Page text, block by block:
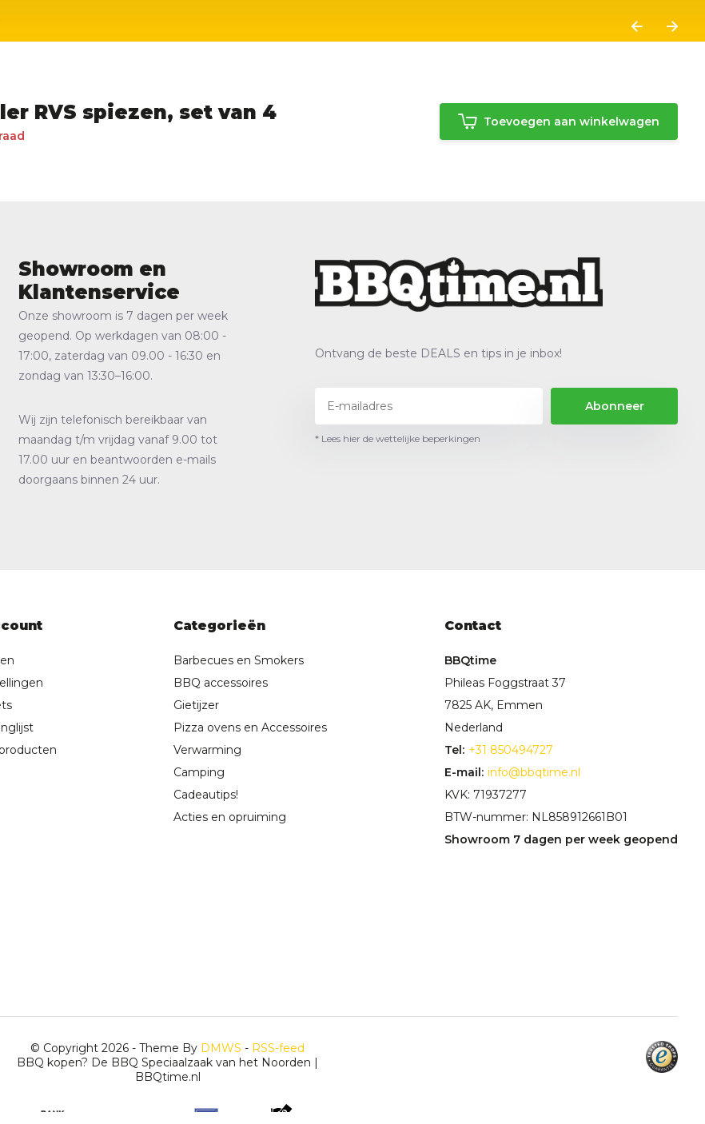
RVS spiezen, set van 4 Toevoegen aan winkelwagen
Showroom en
Klantenservice
Onze showroom is 7 dagen per week
geopend. Op werkdagen van 08:00 -
17:00, zaterdag van 09.00 - 16:30 en
zondag van 13:30–16:00.
Wij zijn telefonisch bereikbaar van
maandag t/m vrijdag vanaf 9.00 tot
17.00 uur en beantwoorden e-mails
doorgaans binnen 24 uur.
Ontvang de beste DEALS en tips in je inbox!
Abonneer
* Lees hier de wettelijke beperkingen
Categorieën
Barbecues en Smokers
BBQ accessoires
Gietijzer
Pizza ovens en Accessoires
Verwarming
Camping
Cadeautips!
Acties en opruiming
Contact
BBQtime
Phileas Foggstraat 37
7825 AK, Emmen
Nederland
Tel: +31 850494727
E-mail: info@bbqtime.nl
KVK: 71937277
BTW-nummer: NL858912661B01
Showroom 7 dagen per week geopend
© Copyright 2026 - Theme By DMWS - RSS-feed
BBQ kopen? De BBQ Speciaalzaak van het Noorden |
BBQtime.nl